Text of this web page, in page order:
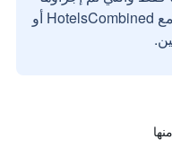
بواسطة مستخدمين حقيقيين مع HotelsCombined أو